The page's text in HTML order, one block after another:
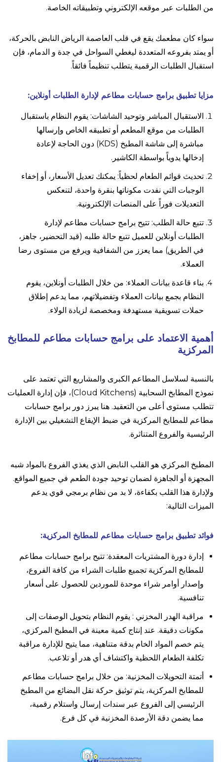
من الطلبات عبر موقعه الإلكتروني وتطبيقاته الخاصة.
سواء كان مطعمك يقع في قلب العاصمة الرياض النابض بالحركة،
أو يمتد بفروعه المتعددة ليغطي السواحل في جدة و الدمام، فإن
استقبال الطلبات الرقمية يتطلب تنظيماً فائقاً.
مزايا تطبيق برامج حسابات مطاعم لإدارة الطلبات أونلاين:
الاستقبال المباشر وتوحيد الشاشات: يقوم النظام باستقبال
الطلبات من موقع المطعم أو تطبيقه الخاص وإرسالها
مباشرة إلى شاشة المطبخ (KDS) دون الحاجة لإعادة
إدخالها يدوياً بواسطة الكاشير.
تحديث قوائم الطعام لحظياً: يمكنك تعديل الأسعار، أو إخفاء
الوجبات التي نفدت مكوناتها بنقرة واحدة، لتنعكس
التعديلات فوراً على المنصات الإلكترونية.
تتبع حالة الطلب: تتيح برامج حسابات مطاعم لإدارة
الطلبات أونلاين للعميل تتبع حالة طلبه (قيد التحضير، جاهز،
في الطريق) مما يعزز من الشفافية ويرفع من مستوى رضا
العملاء.
بناء قاعدة بيانات العملاء: من خلال الطلبات أونلاين، يقوم
النظام بجمع بيانات العملاء وتفضيلاتهم، مما يدعم إطلاق
حملات تسويقية مستهدفة ومخصصة لزيادة الولاء.
أهمية الاعتماد على برامج حسابات مطاعم للمطابخ
المركزية
بالنسبة لسلاسل المطاعم الكبرى والمشاريع التي تعتمد على
نموذج المطابخ السحابية (Cloud Kitchens)، فإن إدارة العمليات
تتطلب مستوى أعلى من التعقيد. هنا يبرز دور برامج حسابات
مطاعم للمطابخ المركزية في ضبط الإيقاع التشغيلي بين الإدارة
الرئيسية والفروع المتناثرة.
المطبخ المركزي هو القلب النابض الذي يغذي الفروع بالمواد شبه
المجهزة أو الجاهزة لضمان توحيد جودة الطعم في جميع المواقع.
ولإدارة هذا القلب بكفاءة، لا بد من نظام برمجي قوي يدعم
الميزات التالية:
فوائد تطبيق برامج حسابات مطاعم للمطابخ المركزية:
إدارة دورة المشتريات المعقدة: تتيح برامج حسابات مطاعم
للمطابخ المركزية تجميع طلبات الشراء من كافة الفروع،
وإصدار أوامر شراء موحدة للموردين للحصول على أسعار
تنافسية.
مراقبة الهدر المخزني : يقوم النظام بتحويل الوصفات إلى
مكونات دقيقة. عند إنتاج كمية معينة في المطبخ المركزي،
يتم خصم المواد الخام بدقة متناهية، مما يتيح للإدارة مراقبة
تكلفة الطعام اللحظية واكتشاف أي هدر أو تلاعب.
أتمتة التحويلات المخزنية: من خلال برامج حسابات مطاعم
للمطابخ المركزية، يتم توثيق حركة نقل البضائع من المطبخ
الرئيسي إلى الفروع عبر سندات إرسال واستلام رقمية،
مما يضمن دقة الأرصدة المخزنية في كل فرع.